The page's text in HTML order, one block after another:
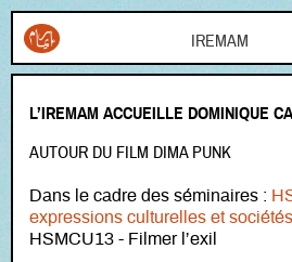
Aller
L’IREMAM ACCUEILLE DOMINIQUE
AUTOUR DU FILM DIMA PUNK
Dans le cadre des séminaires :
expressions culturelles et
HSMCU13 - Filmer l’exil